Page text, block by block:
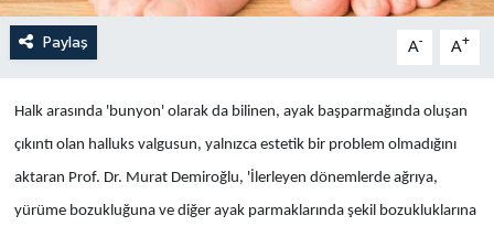
Paylaş A- A+
Halk arasında 'bunyon' olarak da bilinen, ayak başparmağında oluşan
çıkıntı olan halluks valgusun, yalnızca estetik bir problem olmadığını
aktaran Prof. Dr. Murat Demiroğlu, 'İlerleyen dönemlerde ağrıya,
yürüme bozukluğuna ve diğer ayak parmaklarında şekil bozukluklarına